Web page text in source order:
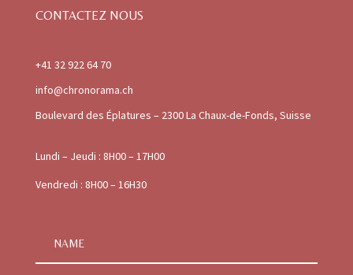
CONTACTEZ NOUS
+41 32 922 64 70
info@chronorama.ch
Boulevard des Éplatures – 2300 La Chaux-de-Fonds, Suisse
Lundi – Jeudi : 8H00 – 17H00
Vendredi : 8H00 – 16H30